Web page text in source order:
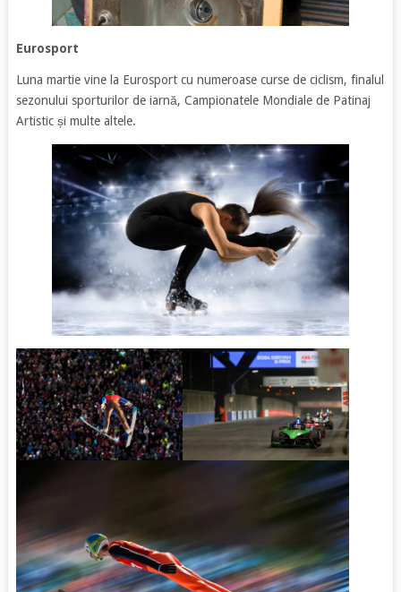
Eurosport
Luna martie vine la Eurosport cu numeroase curse de ciclism, finalul
sezonului sporturilor de iarnă, Campionatele Mondiale de Patinaj
Artistic și multe altele.